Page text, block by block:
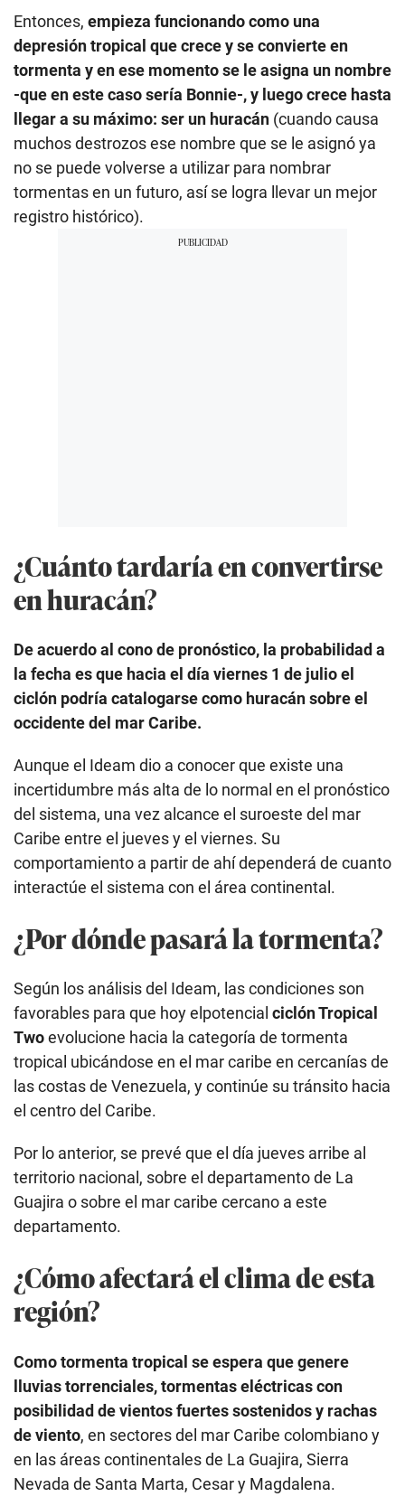
Entonces, empieza funcionando como una
depresión tropical que crece y se convierte en
tormenta y en ese momento se le asigna un nombre
-que en este caso sería Bonnie-, y luego crece hasta
llegar a su máximo: ser un huracán (cuando causa
muchos destrozos ese nombre que se le asignó ya
no se puede volverse a utilizar para nombrar
tormentas en un futuro, así se logra llevar un mejor
registro histórico).
¿Cuánto tardaría en convertirse
en huracán?
De acuerdo al cono de pronóstico, la probabilidad a
la fecha es que hacia el día viernes 1 de julio el
ciclón podría catalogarse como huracán sobre el
occidente del mar Caribe.
Aunque el Ideam dio a conocer que existe una
incertidumbre más alta de lo normal en el pronóstico
del sistema, una vez alcance el suroeste del mar
Caribe entre el jueves y el viernes. Su
comportamiento a partir de ahí dependerá de cuanto
interactúe el sistema con el área continental.
¿Por dónde pasará la tormenta?
Según los análisis del Ideam, las condiciones son
favorables para que hoy elpotencial ciclón Tropical
Twoevolucione hacia la categoría de tormenta
tropical ubicándose en el mar caribe en cercanías de
las costas de Venezuela, y continúe su tránsito hacia
el centro del Caribe.
Por lo anterior, se prevé que el día jueves arribe al
territorio nacional, sobre el departamento de La
Guajira o sobre el mar caribe cercano a este
departamento.
¿Cómo afectará el clima de esta
región?
Como tormenta tropical se espera que genere
lluvias torrenciales, tormentas eléctricas con
posibilidad de vientos fuertes sostenidos y rachas
de viento, en sectores del mar Caribe colombiano y
en las áreas continentales de La Guajira, Sierra
Nevada de Santa Marta, Cesar y Magdalena.